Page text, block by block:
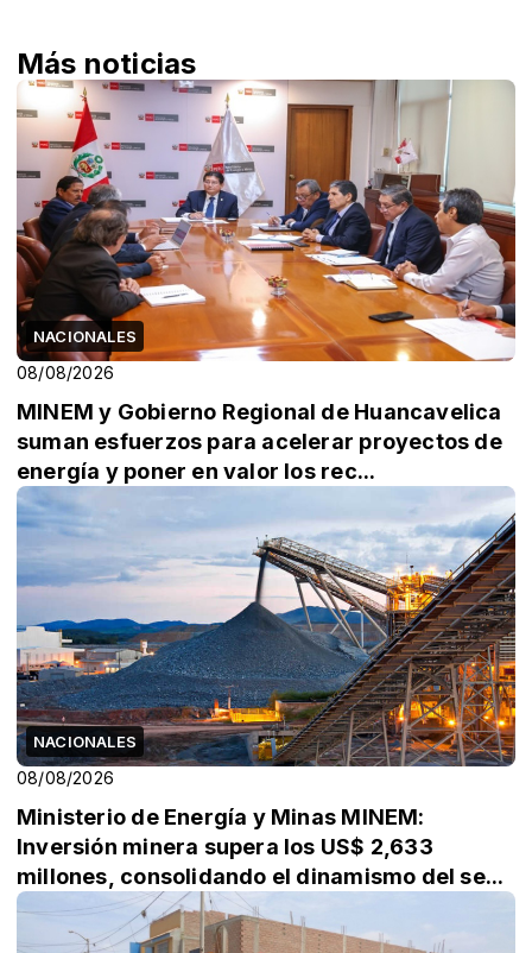
Más noticias
NACIONALES
08/08/2026
MINEM y Gobierno Regional de Huancavelica
suman esfuerzos para acelerar proyectos de
energía y poner en valor los rec...
NACIONALES
08/08/2026
Ministerio de Energía y Minas MINEM:
Inversión minera supera los US$ 2,633
millones, consolidando el dinamismo del se...